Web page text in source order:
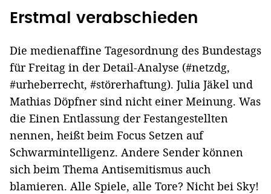
Erstmal verabschieden
Die medienaffine Tagesordnung des Bundestags
für Freitag in der Detail-Analyse (#netzdg,
#urheberrecht, #störerhaftung). Julia Jäkel und
Mathias Döpfner sind nicht einer Meinung. Was
die Einen Entlassung der Festangestellten
nennen, heißt beim Focus Setzen auf
Schwarmintelligenz. Andere Sender können
sich beim Thema Antisemitismus auch
blamieren. Alle Spiele, alle Tore? Nicht bei Sky!